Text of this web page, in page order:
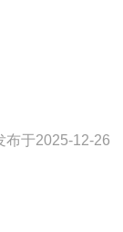
布于2025-12-26